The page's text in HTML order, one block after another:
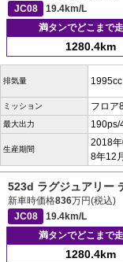
JC08
19.4km/L
満タンでどこまで
1280.4km
排気量 1995cc
ミッション フロア
最大出力 190ps/
生産期間
2018
8年12月
523d ラグジュアリー
新車時価格836万円(税込)
JC08
19.4km/L
満タンでどこまで
1280.4km